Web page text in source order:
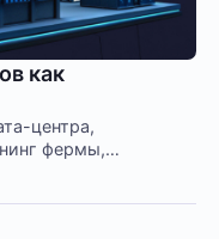
как
центра,
фермы,
стоимость